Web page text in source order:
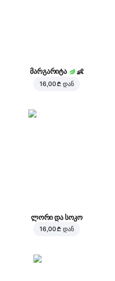
მარგარიტა 👶
16,00 ₾ დან
ლორი და სოკო
16,00 ₾ დან